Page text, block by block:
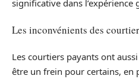
significative dans l’expérience
Les inconvénients des
Les courtiers payants ont
être un frein pour certains, en